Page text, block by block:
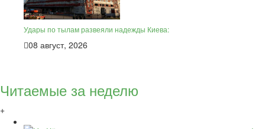
Удары по тылам развеяли надежды Киева:
08 август, 2026
Читаемые за неделю
+